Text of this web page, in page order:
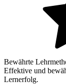
Bewährte
Effektive und
Lernerfolg.